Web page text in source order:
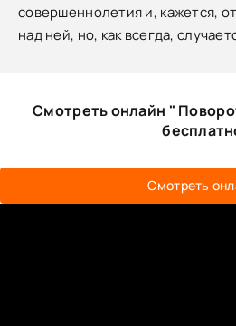
совершеннолетия и, кажется,
над ней, но, как всегда,
Смотреть онлайн "
Смотреть